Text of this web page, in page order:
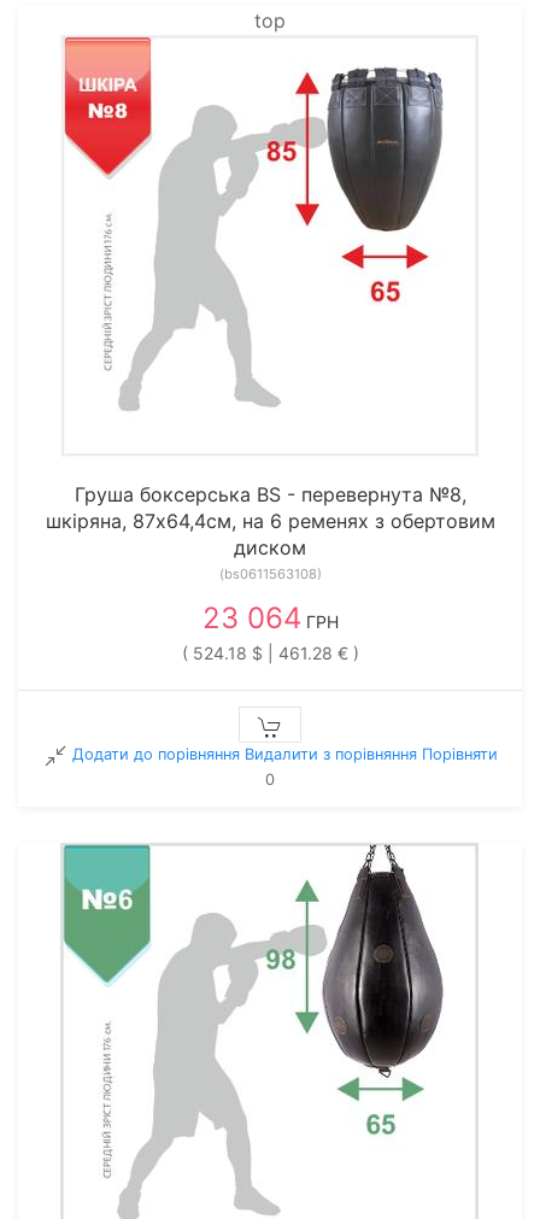
top
Груша боксерська BS - перевернута №8,
шкіряна, 87х64,4см, на 6 ременях з обертовим
диском
(bs0611563108)
23 064 ГРН
( 524.18 $ | 461.28 € )
Додати до порівняння Видалити з порiвняння Порівняти
0